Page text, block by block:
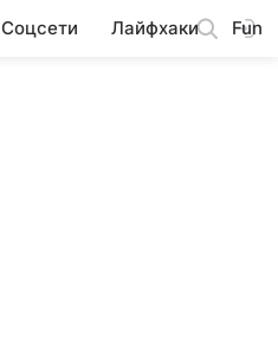
Соцсети Лайфхаки Fun